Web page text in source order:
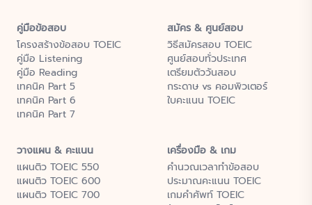
คู่มือข้อสอบ
โครงสร้างข้อสอบ TOEIC
คู่มือ Listening
คู่มือ Reading
เทคนิค Part 5
เทคนิค Part 6
เทคนิค Part 7
สมัคร & ศูนย์สอบ
วิธีสมัครสอบ TOEIC
ศูนย์สอบทั่วประเทศ
เตรียมตัววันสอบ
กระดาษ vs คอมพิวเตอร์
ใบคะแนน TOEIC
วางแผน & คะแนน
แผนติว TOEIC 550
แผนติว TOEIC 600
แผนติว TOEIC 700
เครื่องมือ & เกม
คำนวณเวลาทำข้อสอบ
ประมาณคะแนน TOEIC
เกมคำศัพท์ TOEIC